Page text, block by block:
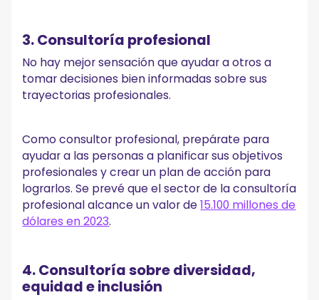
3. Consultoría profesional
No hay mejor sensación que ayudar a otros a
tomar decisiones bien informadas sobre sus
trayectorias profesionales.
Como consultor profesional, prepárate para
ayudar a las personas a planificar sus objetivos
profesionales y crear un plan de acción para
lograrlos. Se prevé que el sector de la consultoría
profesional alcance un valor de15.100 millones de
dólares en 2023.
4. Consultoría sobre diversidad,
equidad e inclusión